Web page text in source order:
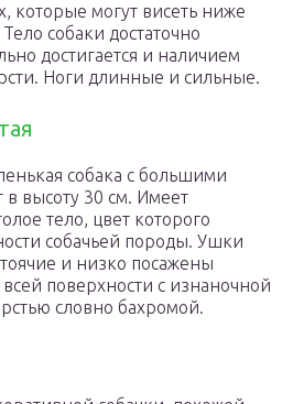
которые могут висеть ниже
собаки достаточно
достигается и наличием
Ноги длинные и сильные.
собака с большими
высоту 30 см. Имеет
тело, цвет которого
собачьей породы. Ушки
и низко посажены
поверхности с изнаночной
словно бахромой.